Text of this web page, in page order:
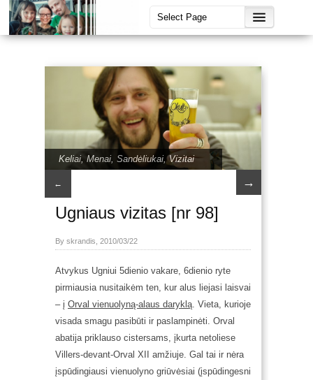
Keliai, Menai, Sandėliukai,Vizitai
← →
Ugniaus vizitas [nr 98]
By skrandis, 2010/03/22
Atvykus Ugniui 5dienio vakare, 6dienio ryte
pirmiausia nusitaikėm ten, kur alus liejasi laisvai
– į Orval vienuolyną-alaus daryklą. Vieta, kurioje
visada smagu pasibūti ir paslampinėti. Orval
abatija priklauso cistersams, įkurta netoliese
Villers-devant-Orval XII amžiuje. Gal tai ir nėra
įspūdingiausi vienuolyno griūvėsiai (įspūdingesni